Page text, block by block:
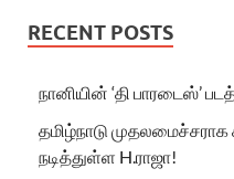
RECENT POSTS
நானியின் ‘தி பாரடைஸ்’
தமிழ்நாடு முதலமைச்சராக
நடித்துள்ள H.ராஜா!